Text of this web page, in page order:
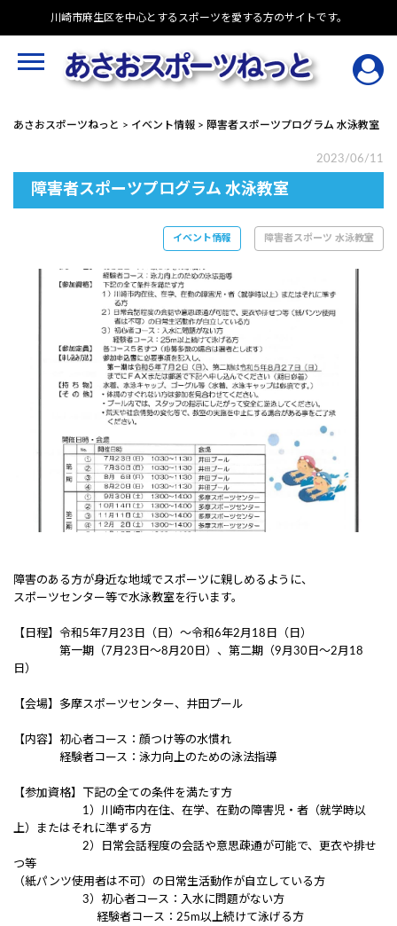
川崎市麻生区を中心とするスポーツを愛する方のサイトです。
あさおスポーツねっと > イベント情報 > 障害者スポーツプログラム 水泳教室
2023/06/11
障害者スポーツプログラム 水泳教室
イベント情報 障害者スポーツ 水泳教室
障害のある方が身近な地域でスポーツに親しめるように、
スポーツセンター等で水泳教室を行います。
【日程】令和5年7月23日（日）～令和6年2月18日（日）
第一期（7月23日～8月20日）、第二期（9月30日～2月18
日）
【会場】多摩スポーツセンター、井田プール
【内容】初心者コース：顔つけ等の水慣れ
経験者コース：泳力向上のための泳法指導
【参加資格】下記の全ての条件を満たす方
1）川崎市内在住、在学、在勤の障害児・者（就学時以
上）またはそれに準ずる方
2）日常会話程度の会話や意思疎通が可能で、更衣や排せ
つ等
（紙パンツ使用者は不可）の日常生活動作が自立している方
3）初心者コース：入水に問題がない方
経験者コース：25m以上続けて泳げる方